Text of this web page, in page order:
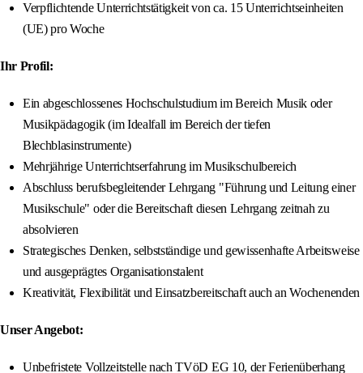
Verpflichtende Unterrichtstätigkeit von ca. 15 Unterrichtseinheiten
(UE) pro Woche
Ihr Profil:
Ein abgeschlossenes Hochschulstudium im Bereich Musik oder
Musikpädagogik (im Idealfall im Bereich der tiefen
Blechblasinstrumente)
Mehrjährige Unterrichtserfahrung im Musikschulbereich
Abschluss berufsbegleitender Lehrgang "Führung und Leitung einer
Musikschule" oder die Bereitschaft diesen Lehrgang zeitnah zu
absolvieren
Strategisches Denken, selbstständige und gewissenhafte Arbeitsweise
und ausgeprägtes Organisationstalent
Kreativität, Flexibilität und Einsatzbereitschaft auch an Wochenenden
Unser Angebot:
Unbefristete Vollzeitstelle nach TVöD EG 10, der Ferienüberhang